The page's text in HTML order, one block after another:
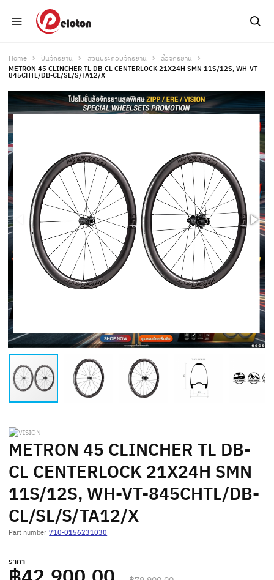
Home ปั่นจักรยาน ส่วนประกอบจักรยาน
ล้อจักรยาน
METRON 45 CLINCHER TL DB-CL CENTERLOCK 21X24H SMN 11S/12S, WH-VT-
845CHTL/DB-CL/SL/S/TA12/X
METRON 45 CLINCHER TL DB-
CL CENTERLOCK 21X24H SMN
11S/12S, WH-VT-845CHTL/DB-
CL/SL/S/TA12/X
Part number 710-0156231030
ราคา